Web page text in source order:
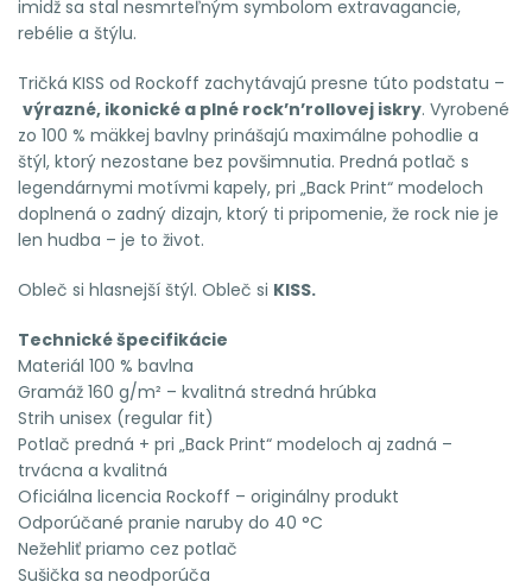
imidž sa stal nesmrteľným symbolom extravagancie,
rebélie a štýlu.
Tričká KISS od Rockoff zachytávajú presne túto podstatu –
výrazné, ikonické a plné rock’n’rollovej iskry. Vyrobené
zo 100 % mäkkej bavlny prinášajú maximálne pohodlie a
štýl, ktorý nezostane bez povšimnutia. Predná potlač s
legendárnymi motívmi kapely, pri „Back Print“ modeloch
doplnená o zadný dizajn, ktorý ti pripomenie, že rock nie je
len hudba – je to život.
Obleč si hlasnejší štýl. Obleč si KISS.
Technické špecifikácie
Materiál 100 % bavlna
Gramáž 160 g/m² – kvalitná stredná hrúbka
Strih unisex (regular fit)
Potlač predná + pri „Back Print“ modeloch aj zadná –
trvácna a kvalitná
Oficiálna licencia Rockoff – originálny produkt
Odporúčané pranie naruby do 40 °C
Nežehliť priamo cez potlač
Sušička sa neodporúča